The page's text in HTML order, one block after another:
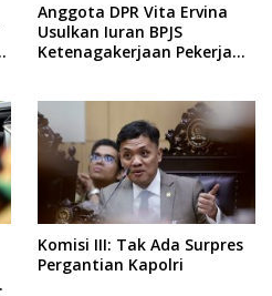
Anggota DPR Vita Ervina
Usulkan Iuran BPJS
Ketenagakerjaan Pekerja
Komisi III: Tak Ada Surpres
Pergantian Kapolri